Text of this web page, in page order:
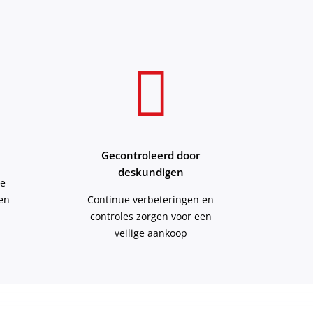
Gecontroleerd door
deskundigen
Continue verbeteringen en
controles zorgen voor een
veilige aankoop